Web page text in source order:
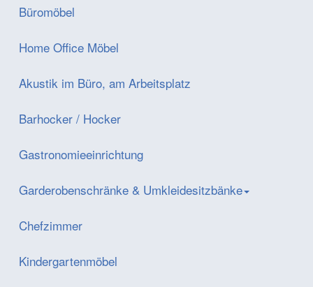
Büromöbel
Home Office Möbel
Akustik im Büro, am Arbeitsplatz
Barhocker / Hocker
Gastronomieeinrichtung
Garderobenschränke & Umkleidesitzbänke
Chefzimmer
Kindergartenmöbel